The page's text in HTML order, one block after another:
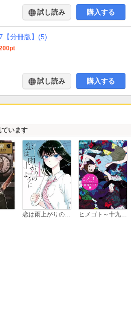
試し読み 購入する
【分冊版】(5)
試し読み 購入する
います
ヒメゴト～十九歳の制服～